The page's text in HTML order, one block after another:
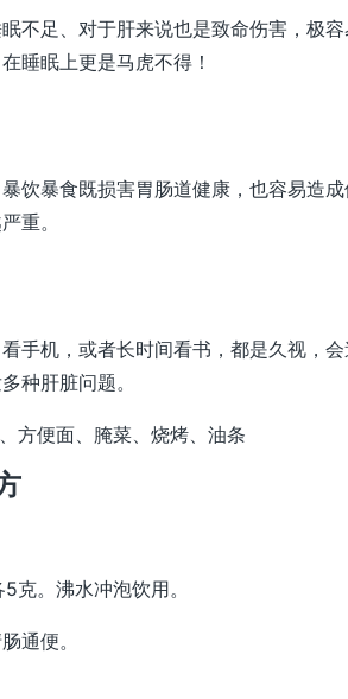
不足、对于肝来说也是致命伤害，极
睡眠上更是马虎不得！
饮暴食既损害胃肠道健康，也容易造
重。
机，或者长时间看书，都是久视，会
种肝脏问题。
方便面、腌菜、烧烤、油条
克。沸水冲泡饮用。
通便。